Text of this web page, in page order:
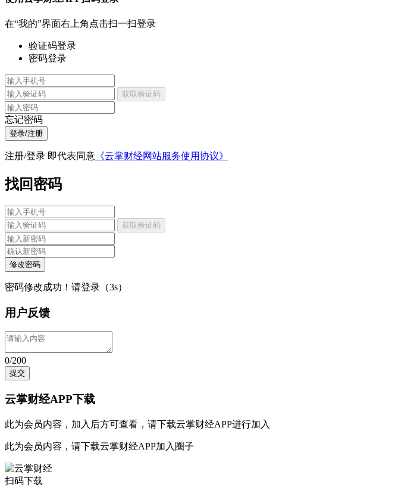
在“我的”界面右上角点击扫一扫登录
验证码登录
密码登录
获取验证码
忘记密码
登录/注册
注册/登录 即代表同意 《云掌财经网站服务使用协议》
找回密码
获取验证码
修改密码
密码修改成功！请登录（3s）
用户反馈
0/200
提交
云掌财经APP下载
此为会员内容，加入后方可查看，请下载云掌财经APP进行加入
此为会员内容，请下载云掌财经APP加入圈子
扫码下载